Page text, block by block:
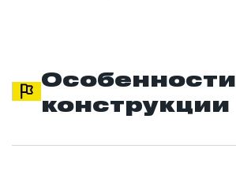
Особенности
конструкции